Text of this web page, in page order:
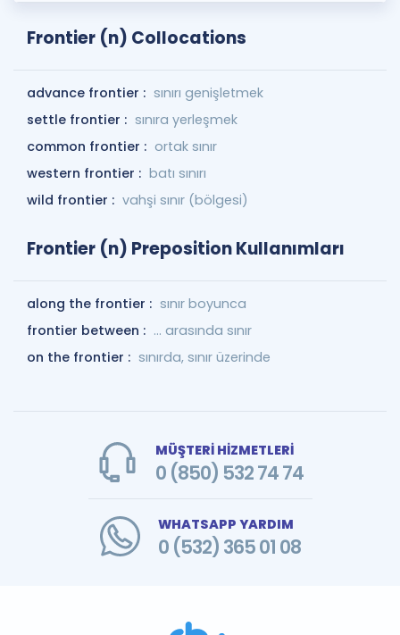
Frontier (n) Collocations
advance frontier : sınırı genişletmek
settle frontier : sınıra yerleşmek
common frontier : ortak sınır
western frontier : batı sınırı
wild frontier : vahşi sınır (bölgesi)
Frontier (n) Preposition Kullanımları
along the frontier : sınır boyunca
frontier between : ... arasında sınır
on the frontier : sınırda, sınır üzerinde
MÜŞTERİ HİZMETLERİ
0 (850) 532 74 74
WHATSAPP YARDIM
0 (532) 365 01 08